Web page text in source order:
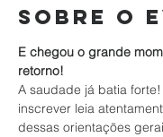
Sobre o
E chegou o grande
retorno!
A saudade já batia
inscrever leia
dessas orientações